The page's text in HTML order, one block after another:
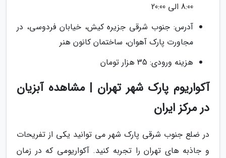
8:00 الی 20:00
آدرس: جنوب شرقی جزیره کیش، خیابان فردوسی، در
مجاورت پارک آهوان، ساختمان کانون هنر
هزینه ورودی: 35 هزار تومان
آکواریوم پارک شهر تهران | مشاهده آبزیان
در مرکز ایران
در ضلع جنوب شرقی پارک شهر می توانید یکی از تفریحات
و جاذبه های تهران را تجربه کنید. آکواریومی که در زمان